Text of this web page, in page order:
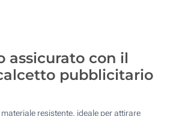
assicurato con il
pubblicitario
resistente, ideale per attirare